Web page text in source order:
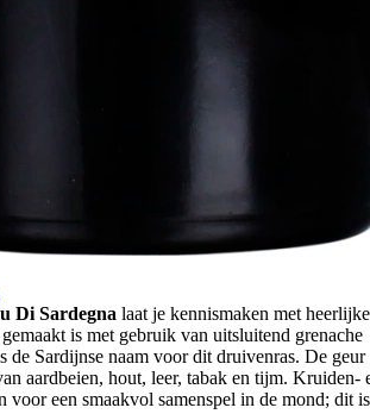
Di Sardegna laat je kennismaken met
is met gebruik van uitsluitend grenache
de Sardijnse naam voor dit druivenras. De geur
aardbeien, hout, leer, tabak en tijm. Kruiden-
voor een smaakvol samenspel in de mond; dit